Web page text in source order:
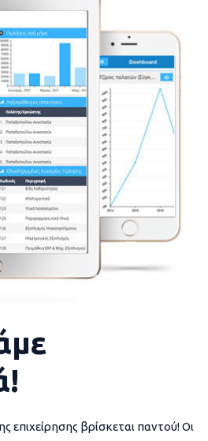
επιχείρησης βρίσκεται παντού! Οι